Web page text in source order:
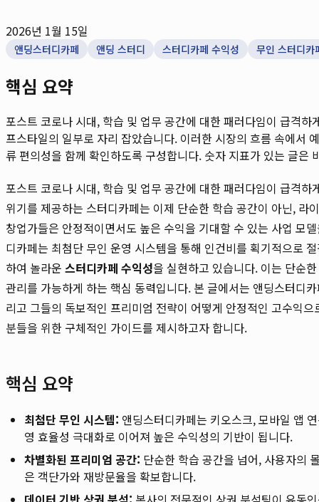
2026년 1월 15일
앤딩스터디카페 앤딩 스터디 스터디카페 수익성 무인 스터디카
핵심 요약
포스트 코로나 시대, 학습 및 업무 공간에 대한 패러다임이 급격
프스타일의 일부로 자리 잡았습니다. 이러한 시장의 흐름 속에서
류 편의성을 함께 확인하도록 구성합니다. 숫자 지표가 있는 글
포스트 코로나 시대, 학습 및 업무 공간에 대한 패러다임이 급격
위기를 제공하는 스터디카페는 이제 단순한 학습 공간이 아닌,
창업가들은 안정적이면서도 높은 수익을 기대할 수 있는 사업 모
디카페는 최첨단 무인 운영 시스템을 통해 인건비를 획기적으로
하여 놀라운 스터디카페 수익성을 실현하고 있습니다. 이는 단순
관리를 가능하게 하는 핵심 동력입니다. 본 글에서는 앤딩스터디
리고 그들의 독보적인 프리미엄 전략이 어떻게 안정적인 고수익
분들을 위한 구체적인 가이드를 제시하고자 합니다.
핵심 요약
최첨단 무인 시스템: 앤딩스터디카페는 키오스크, 모바일 앱
영 효율성 극대화로 이어져 높은 수익성의 기반이 됩니다.
차별화된 프리미엄 공간: 단순한 학습 공간을 넘어, 사용자의
은 객단가와 재방문율을 확보합니다.